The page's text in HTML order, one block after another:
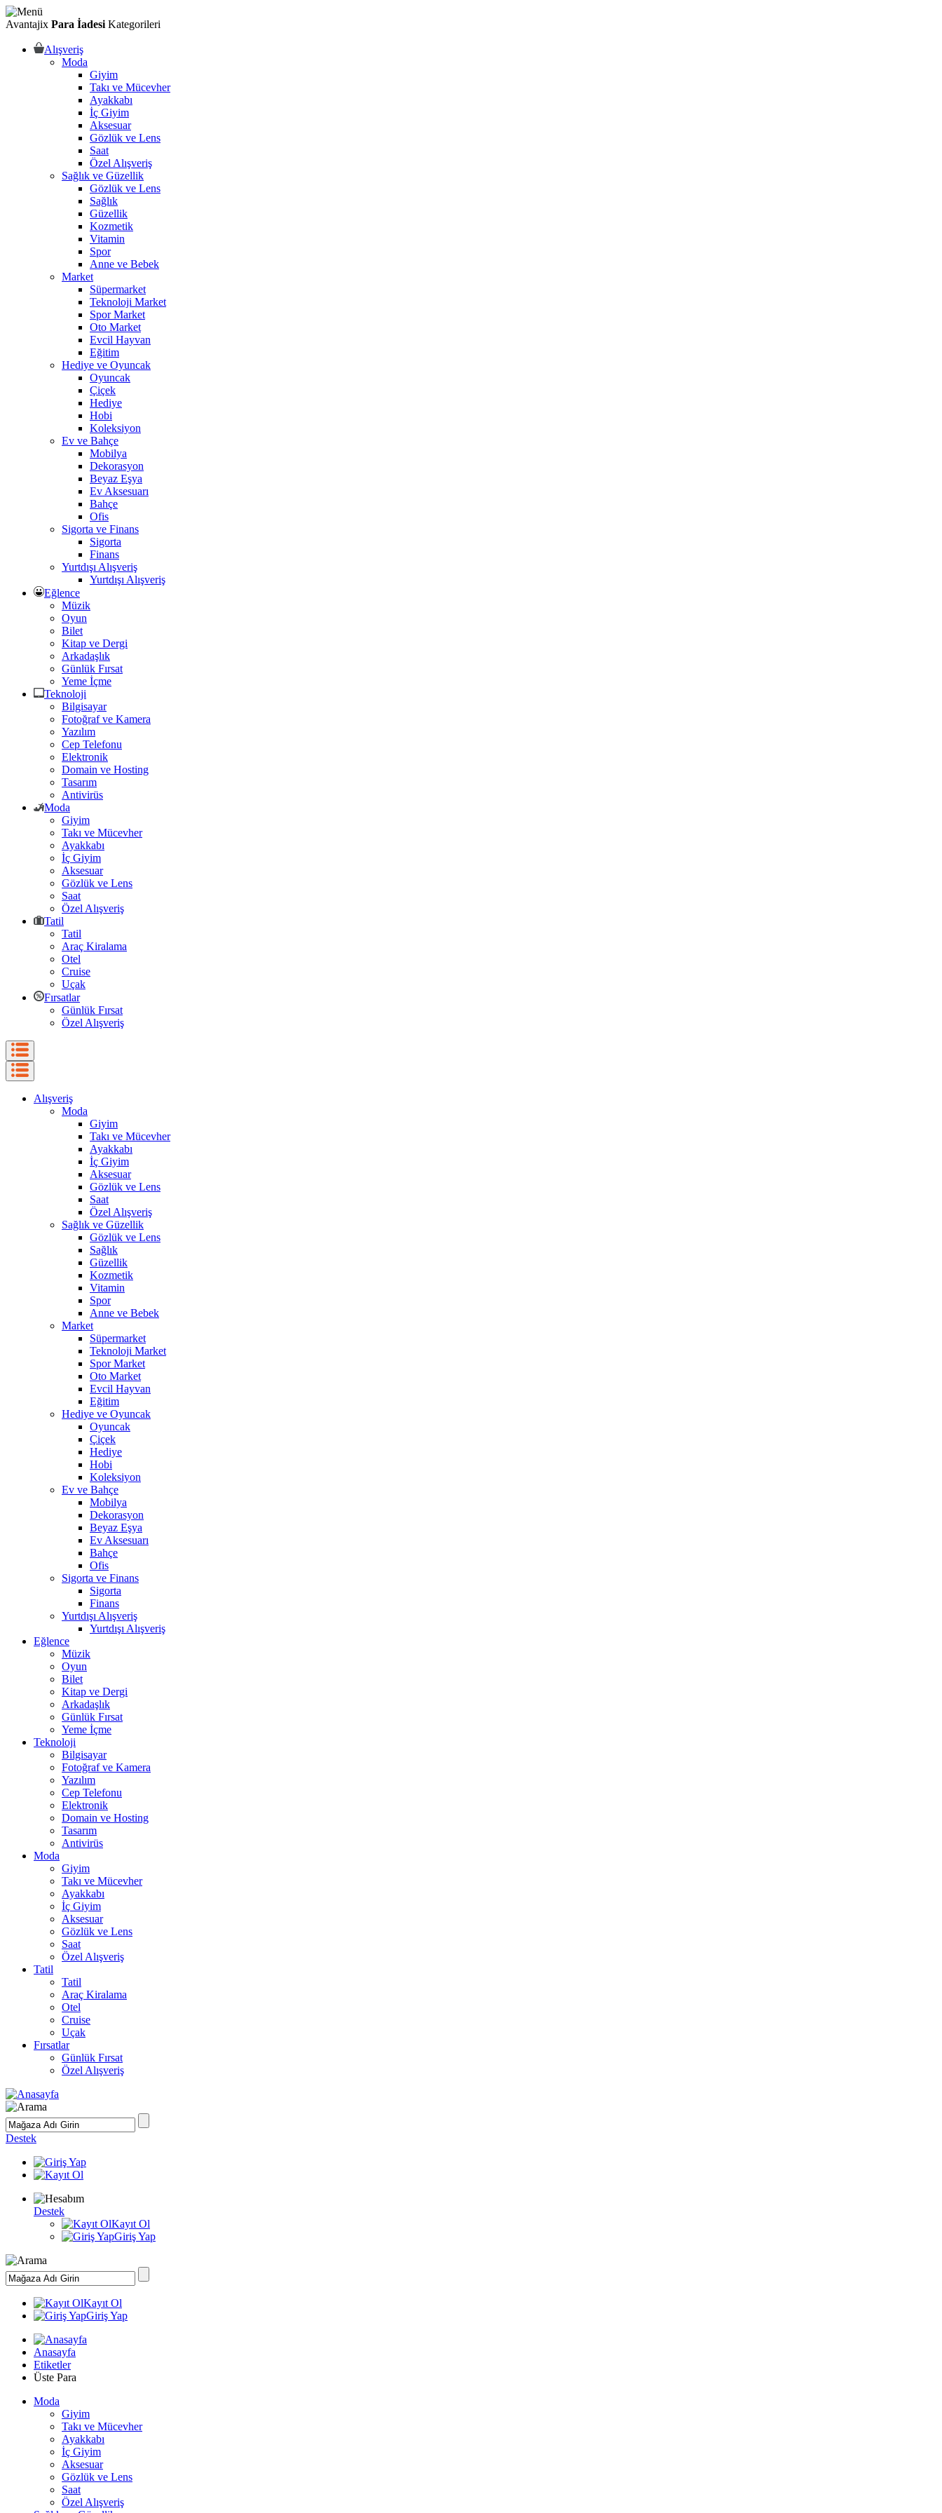
Avantajix Para İadesi Kategorileri
Alışveriş
Moda
Giyim
Takı ve Mücevher
Ayakkabı
İç Giyim
Aksesuar
Gözlük ve Lens
Saat
Özel Alışveriş
Sağlık ve Güzellik
Gözlük ve Lens
Sağlık
Güzellik
Kozmetik
Vitamin
Spor
Anne ve Bebek
Market
Süpermarket
Teknoloji Market
Spor Market
Oto Market
Evcil Hayvan
Eğitim
Hediye ve Oyuncak
Oyuncak
Çiçek
Hediye
Hobi
Koleksiyon
Ev ve Bahçe
Mobilya
Dekorasyon
Beyaz Eşya
Ev Aksesuarı
Bahçe
Ofis
Sigorta ve Finans
Sigorta
Finans
Yurtdışı Alışveriş
Yurtdışı Alışveriş
Eğlence
Müzik
Oyun
Bilet
Kitap ve Dergi
Arkadaşlık
Günlük Fırsat
Yeme İçme
Teknoloji
Bilgisayar
Fotoğraf ve Kamera
Yazılım
Cep Telefonu
Elektronik
Domain ve Hosting
Tasarım
Antivirüs
Moda
Giyim
Takı ve Mücevher
Ayakkabı
İç Giyim
Aksesuar
Gözlük ve Lens
Saat
Özel Alışveriş
Tatil
Tatil
Araç Kiralama
Otel
Cruise
Uçak
Fırsatlar
Günlük Fırsat
Özel Alışveriş
Alışveriş
Moda
Giyim
Takı ve Mücevher
Ayakkabı
İç Giyim
Aksesuar
Gözlük ve Lens
Saat
Özel Alışveriş
Sağlık ve Güzellik
Gözlük ve Lens
Sağlık
Güzellik
Kozmetik
Vitamin
Spor
Anne ve Bebek
Market
Süpermarket
Teknoloji Market
Spor Market
Oto Market
Evcil Hayvan
Eğitim
Hediye ve Oyuncak
Oyuncak
Çiçek
Hediye
Hobi
Koleksiyon
Ev ve Bahçe
Mobilya
Dekorasyon
Beyaz Eşya
Ev Aksesuarı
Bahçe
Ofis
Sigorta ve Finans
Sigorta
Finans
Yurtdışı Alışveriş
Yurtdışı Alışveriş
Eğlence
Müzik
Oyun
Bilet
Kitap ve Dergi
Arkadaşlık
Günlük Fırsat
Yeme İçme
Teknoloji
Bilgisayar
Fotoğraf ve Kamera
Yazılım
Cep Telefonu
Elektronik
Domain ve Hosting
Tasarım
Antivirüs
Moda
Giyim
Takı ve Mücevher
Ayakkabı
İç Giyim
Aksesuar
Gözlük ve Lens
Saat
Özel Alışveriş
Tatil
Tatil
Araç Kiralama
Otel
Cruise
Uçak
Fırsatlar
Günlük Fırsat
Özel Alışveriş
Destek
Destek
Kayıt Ol
Giriş Yap
Kayıt Ol
Giriş Yap
Anasayfa
Etiketler
Üste Para
Moda
Giyim
Takı ve Mücevher
Ayakkabı
İç Giyim
Aksesuar
Gözlük ve Lens
Saat
Özel Alışveriş